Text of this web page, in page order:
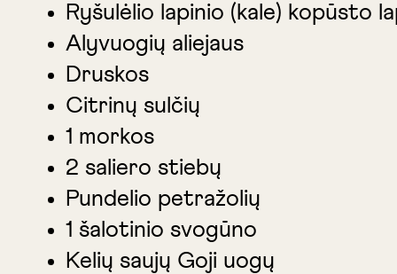
Ryšulėlio lapinio (kale) kopūsto
Alyvuogių aliejaus
Druskos
Citrinų sulčių
1 morkos
2 saliero stiebų
Pundelio petražolių
1 šalotinio svogūno
Kelių saujų Goji uogų